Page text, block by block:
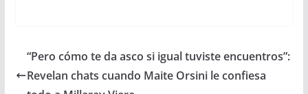
“Pero cómo te da asco si igual tuviste encuentros”:
Revelan chats cuando Maite Orsini le confiesa